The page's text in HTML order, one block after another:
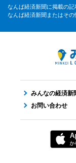
なんば経済新聞に掲載の
なんば経済新聞またはその
みんなの経済新
お問い合わせ